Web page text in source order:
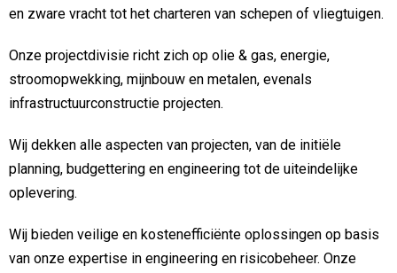
en zware vracht tot het charteren van schepen of vliegtuigen.
Onze projectdivisie richt zich op olie & gas, energie,
stroomopwekking, mijnbouw en metalen, evenals
infrastructuurconstructie projecten.
Wij dekken alle aspecten van projecten, van de initiële
planning, budgettering en engineering tot de uiteindelijke
oplevering.
Wij bieden veilige en kostenefficiënte oplossingen op basis
van onze expertise in engineering en risicobeheer. Onze